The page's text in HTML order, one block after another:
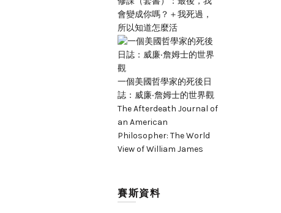
會變成你嗎？＋我死過，
所以知道怎麼活
一個美國哲學家的死後日
誌：威廉‧詹姆士的世界觀
The Afterdeath Journal of
an American
Philosopher: The World
View of William James
賽斯資料